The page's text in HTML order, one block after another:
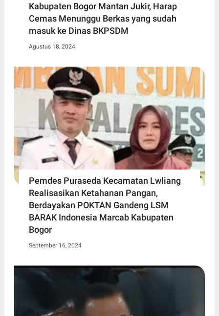
Kabupaten Bogor Mantan Jukir, Harap
Cemas Menunggu Berkas yang sudah
masuk ke Dinas BKPSDM
Agustus 18, 2024
Pemdes Puraseda Kecamatan Lwliang
Realisasikan Ketahanan Pangan,
Berdayakan POKTAN Gandeng LSM
BARAK Indonesia Marcab Kabupaten
Bogor
September 16, 2024